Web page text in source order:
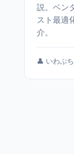
説。ベン
スト最適
介。
👤 いわぶち